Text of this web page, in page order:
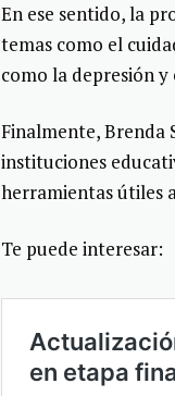
En ese sentido, la
temas como el
como la depresión y
Finalmente, Brenda
instituciones
herramientas útiles
Te puede interesar: